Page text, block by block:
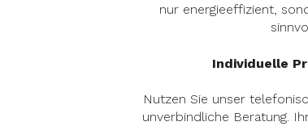
nur energieeffizient,
Individuelle
Nutzen Sie unser
unverbindliche Beratung.